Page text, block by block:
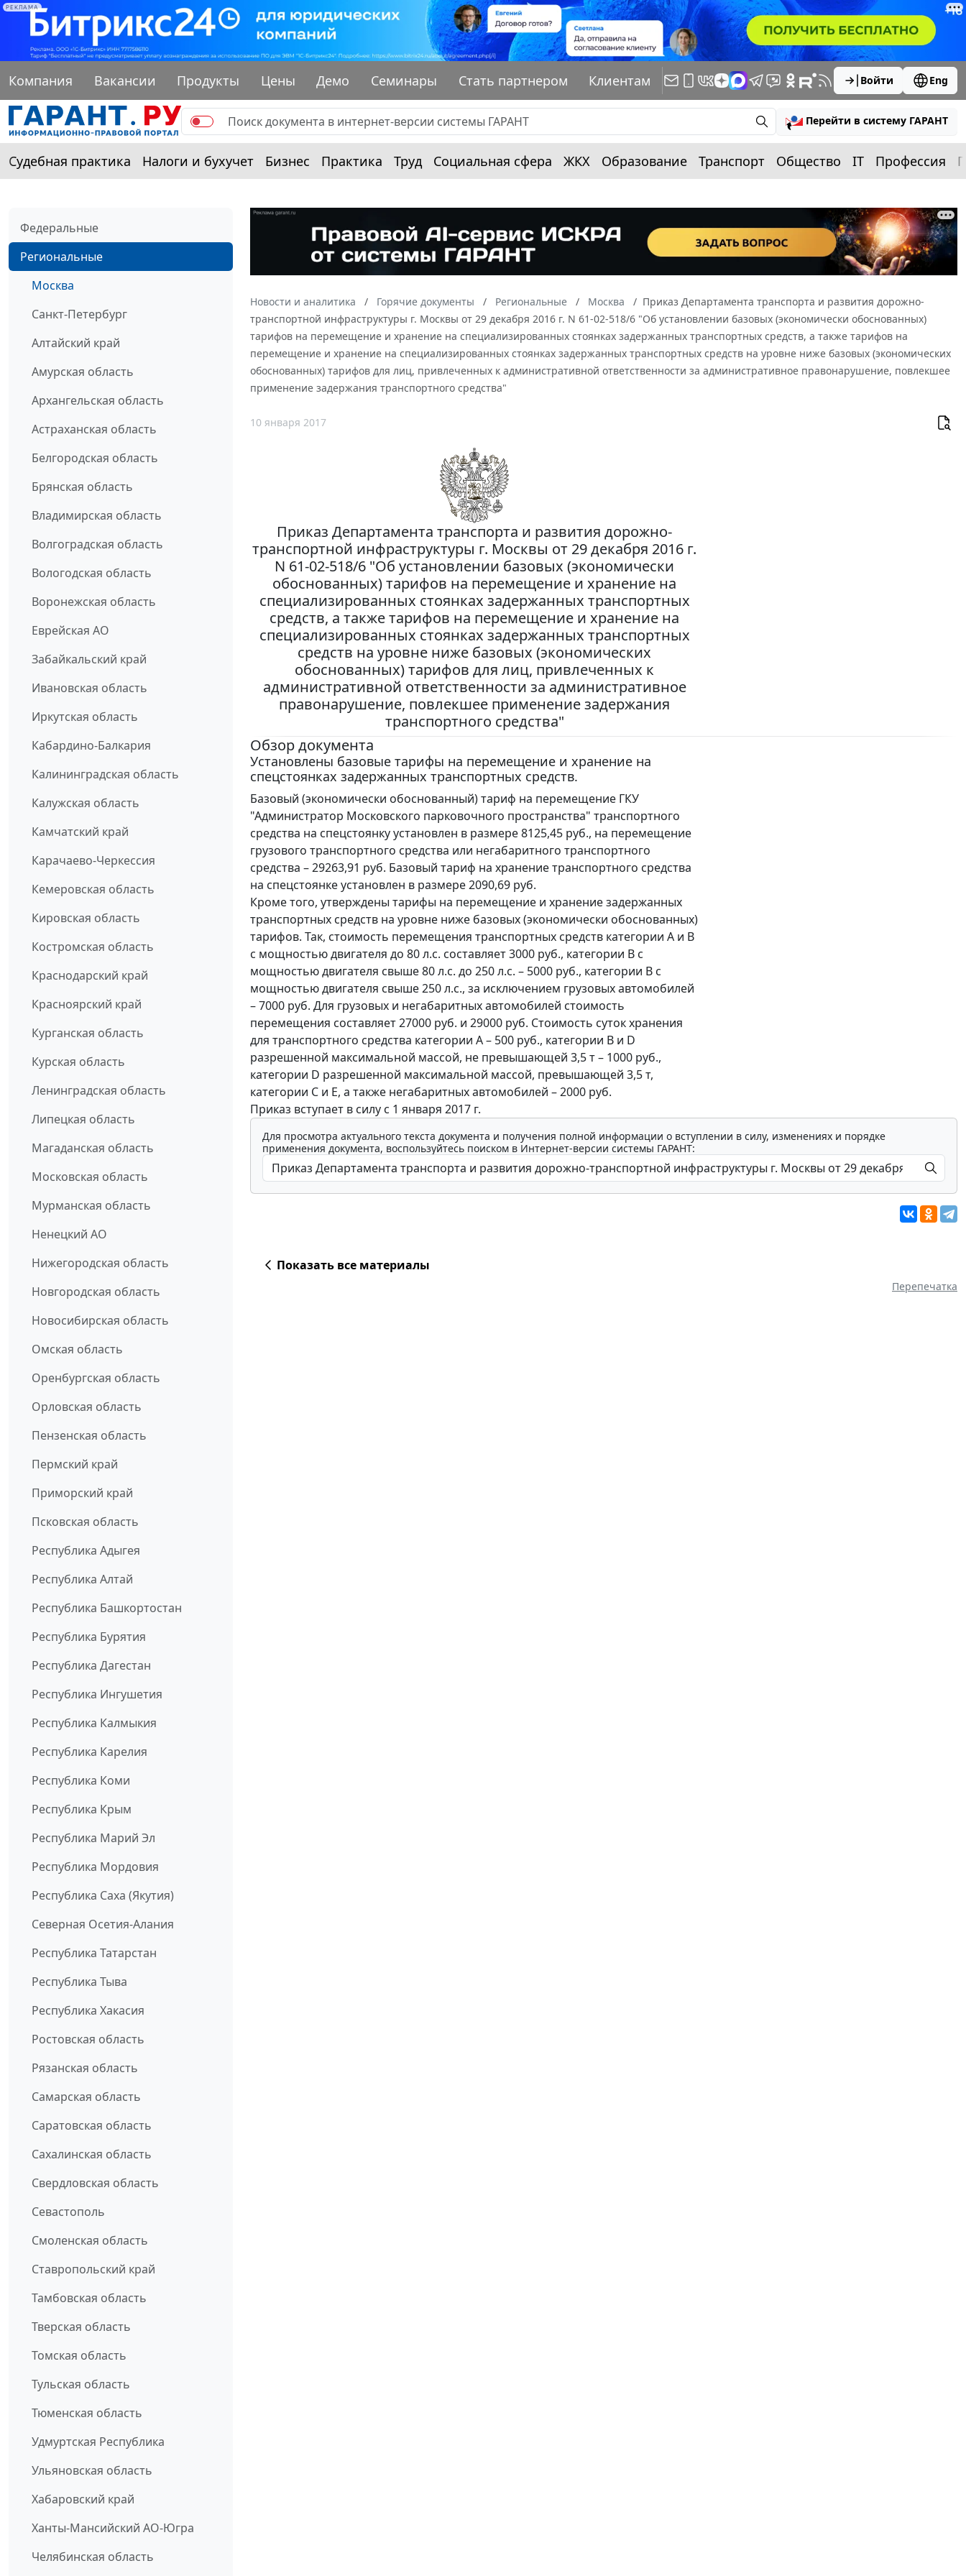
РЕКЛАМА
Компания Вакансии Продукты Цены Демо Семинары Стать партнером Клиентам Войти Eng
Перейти в систему ГАРАНТ
Судебная практика Налоги и бухучет Бизнес Практика Труд Социальная сфера ЖКХ Образование Транспорт Общество IT Профессия
Федеральные
Региональные
Москва
Санкт-Петербург
Алтайский край
Амурская область
Архангельская область
Астраханская область
Белгородская область
Брянская область
Владимирская область
Волгоградская область
Вологодская область
Воронежская область
Еврейская АО
Забайкальский край
Ивановская область
Иркутская область
Кабардино-Балкария
Калининградская область
Калужская область
Камчатский край
Карачаево-Черкессия
Кемеровская область
Кировская область
Костромская область
Краснодарский край
Красноярский край
Курганская область
Курская область
Ленинградская область
Липецкая область
Магаданская область
Московская область
Мурманская область
Ненецкий АО
Нижегородская область
Новгородская область
Новосибирская область
Омская область
Оренбургская область
Орловская область
Пензенская область
Пермский край
Приморский край
Псковская область
Республика Адыгея
Республика Алтай
Республика Башкортостан
Республика Бурятия
Республика Дагестан
Республика Ингушетия
Республика Калмыкия
Республика Карелия
Республика Коми
Республика Крым
Республика Марий Эл
Республика Мордовия
Республика Саха (Якутия)
Северная Осетия-Алания
Республика Татарстан
Республика Тыва
Республика Хакасия
Ростовская область
Рязанская область
Самарская область
Саратовская область
Сахалинская область
Свердловская область
Севастополь
Смоленская область
Ставропольский край
Тамбовская область
Тверская область
Томская область
Тульская область
Тюменская область
Удмуртская Республика
Ульяновская область
Хабаровский край
Ханты-Мансийский АО-Югра
Челябинская область
Новости и аналитика Горячие документы Региональные Москва
Приказ Департамента транспорта и развития дорожно-
транспортной инфраструктуры г. Москвы от 29 декабря 2016 г. N 61-02-518/6 "Об установлении базовых (экономически обоснованных)
тарифов на перемещение и хранение на специализированных стоянках задержанных транспортных средств, а также тарифов на
перемещение и хранение на специализированных стоянках задержанных транспортных средств на уровне ниже базовых (экономических
обоснованных) тарифов для лиц, привлеченных к административной ответственности за административное правонарушение, повлекшее
применение задержания транспортного средства"
10 января 2017
Приказ Департамента транспорта и развития дорожно-
транспортной инфраструктуры г. Москвы от 29 декабря 2016 г.
N 61-02-518/6 "Об установлении базовых (экономически
обоснованных) тарифов на перемещение и хранение на
специализированных стоянках задержанных транспортных
средств, а также тарифов на перемещение и хранение на
специализированных стоянках задержанных транспортных
средств на уровне ниже базовых (экономических
обоснованных) тарифов для лиц, привлеченных к
административной ответственности за административное
правонарушение, повлекшее применение задержания
транспортного средства"
Обзор документа
Установлены базовые тарифы на перемещение и хранение на
спецстоянках задержанных транспортных средств.
Базовый (экономически обоснованный) тариф на перемещение ГКУ
"Администратор Московского парковочного пространства" транспортного
средства на спецстоянку установлен в размере 8125,45 руб., на перемещение
грузового транспортного средства или негабаритного транспортного
средства – 29263,91 руб. Базовый тариф на хранение транспортного средства
на спецстоянке установлен в размере 2090,69 руб.
Кроме того, утверждены тарифы на перемещение и хранение задержанных
транспортных средств на уровне ниже базовых (экономически обоснованных)
тарифов. Так, стоимость перемещения транспортных средств категории А и В
с мощностью двигателя до 80 л.с. составляет 3000 руб., категории В с
мощностью двигателя свыше 80 л.с. до 250 л.с. – 5000 руб., категории В с
мощностью двигателя свыше 250 л.с., за исключением грузовых автомобилей
– 7000 руб. Для грузовых и негабаритных автомобилей стоимость
перемещения составляет 27000 руб. и 29000 руб. Стоимость суток хранения
для транспортного средства категории А – 500 руб., категории В и D
разрешенной максимальной массой, не превышающей 3,5 т – 1000 руб.,
категории D разрешенной максимальной массой, превышающей 3,5 т,
категории C и E, а также негабаритных автомобилей – 2000 руб.
Приказ вступает в силу с 1 января 2017 г.
Для просмотра актуального текста документа и получения полной информации о вступлении в силу, изменениях и порядке
применения документа, воспользуйтесь поиском в Интернет-версии системы ГАРАНТ:
Показать все материалы
Перепечатка